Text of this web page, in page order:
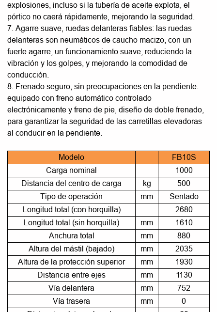
explosiones, incluso si la tubería de aceite explota, el
pórtico no caerá rápidamente, mejorando la seguridad.
7. Agarre suave, ruedas delanteras fiables: las ruedas
delanteras son neumáticos de caucho macizo, con un
fuerte agarre, un funcionamiento suave, reduciendo la
vibración y los golpes, y mejorando la comodidad de
conducción.
8. Frenado seguro, sin preocupaciones en la pendiente:
equipado con freno automático controlado
electrónicamente y freno de pie, diseño de doble frenado,
para garantizar la seguridad de las carretillas elevadoras
al conducir en la pendiente.
Modelo
FB10S
Carga nominal
1000
Distancia del centro de carga
kg
500
Tipo de operación
mm
Sentado
Longitud total (con horquilla)
2680
Longitud total (sin horquilla)
mm
1610
Anchura total
mm
880
Altura del mástil (bajado)
mm
2035
Altura de la protección superior
mm
1930
Distancia entre ejes
mm
1130
Vía delantera
mm
752
Vía trasera
mm
0